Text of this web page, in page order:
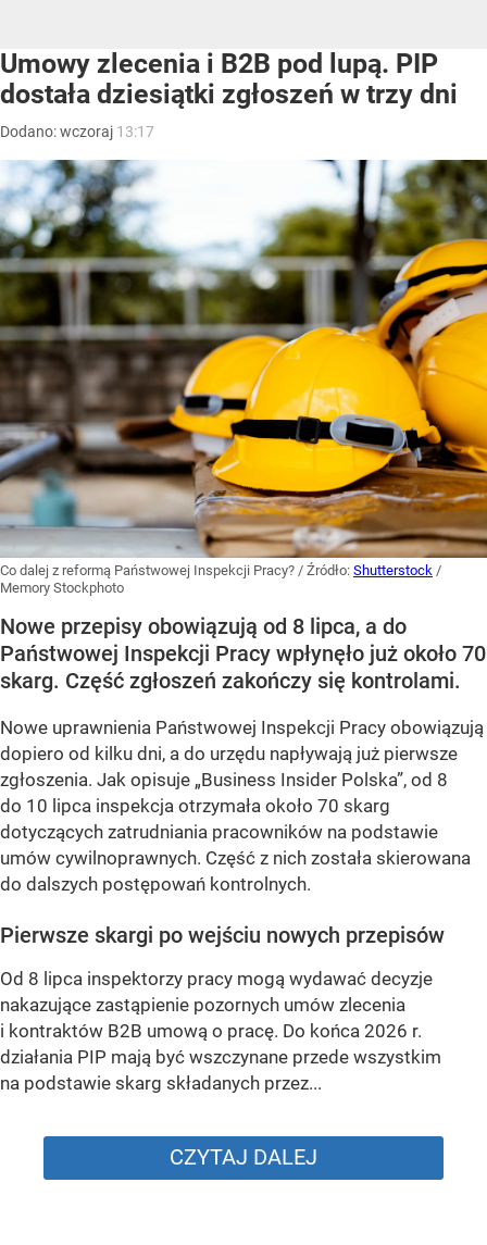
Umowy zlecenia i B2B pod lupą. PIP
dostała dziesiątki zgłoszeń w trzy dni
Dodano:wczoraj 13:17
Co dalej z reformą Państwowej Inspekcji Pracy? / Źródło: Shutterstock /
Memory Stockphoto
Nowe przepisy obowiązują od 8 lipca, a do
Państwowej Inspekcji Pracy wpłynęło już około 70
skarg. Część zgłoszeń zakończy się kontrolami.
Nowe uprawnienia Państwowej Inspekcji Pracy obowiązują
dopiero od kilku dni, a do urzędu napływają już pierwsze
zgłoszenia. Jak opisuje „Business Insider Polska”, od 8
do 10 lipca inspekcja otrzymała około 70 skarg
dotyczących zatrudniania pracowników na podstawie
umów cywilnoprawnych. Część z nich została skierowana
do dalszych postępowań kontrolnych.
Pierwsze skargi po wejściu nowych przepisów
Od 8 lipca inspektorzy pracy mogą wydawać decyzje
nakazujące zastąpienie pozornych umów zlecenia
i kontraktów B2B umową o pracę. Do końca 2026 r.
działania PIP mają być wszczynane przede wszystkim
na podstawie skarg składanych przez...
CZYTAJ DALEJ